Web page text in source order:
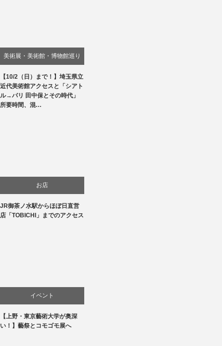
美術展・美術館・博物館巡り
【10/2（日）まで！】埼玉県立
近代美術館アクセスと「シアト
ル→パリ 田中保とその時代」
所要時間、混…
お店
JR御茶ノ水駅からほぼ日直営
店「TOBICHI」までのアクセス
イベント
お店
【上野・東京藝術大学が奥深
い！】藝祭とコモゴモ展へ